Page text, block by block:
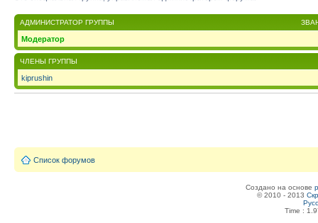
АДМИНИСТРАТОР ГРУППЫ
Модератор
ЧЛЕНЫ ГРУППЫ
kiprushin
Список форумов
Создано на основе
© 2010 - 2013
Time :